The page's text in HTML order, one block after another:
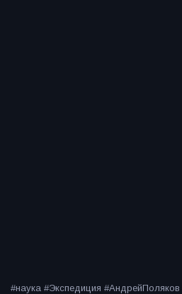
#наука #Экспедиция #АндрейПоляков